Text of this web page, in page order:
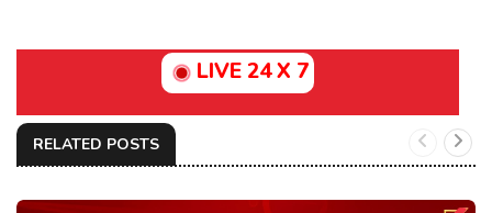
LIVE 24 X 7
RELATED POSTS